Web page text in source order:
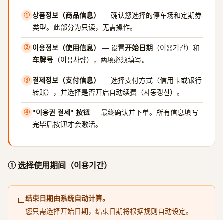
① 상품정보（商品信息）
— 确认您选择的停车场和定期券
类型。此部分为只读，无需操作。
② 이용정보（使用信息） — 设置开始日期
（이용기간）和
车牌号 （이용차량），两项必须填写。
③ 결제정보（支付信息）
— 选择支付方式（信用卡或银行
转账），并选择是否开启自动续费（자동갱신）。
④ "이용권 결제" 按钮 — 最终确认并下单。所有信息填写
完毕后按钮才会激活。
① 选择使用期间（이용기간）
📅结束日期由系统自动计算。
您只需选择开始日期，结束日期将根据规则自动设定。